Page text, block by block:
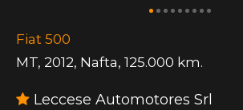
Fiat 500
MT, 2012, Nafta, 125.000 km.
Leccese Automotores Srl